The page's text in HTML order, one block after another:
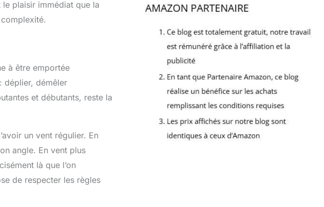
plaisir immédiat que la
à être emportée
déplier, démêler
et débutants, reste la
un vent régulier. En
angle. En vent plus
là que l’on
de respecter les règles